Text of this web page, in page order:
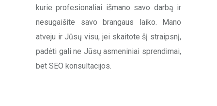
kurie profesionaliai išmano savo darbą ir
nesugaišite savo brangaus laiko. Mano
atveju ir Jūsų visu, jei skaitote šį straipsnį,
padėti gali ne Jūsų asmeniniai sprendimai,
bet SEO konsultacijos.